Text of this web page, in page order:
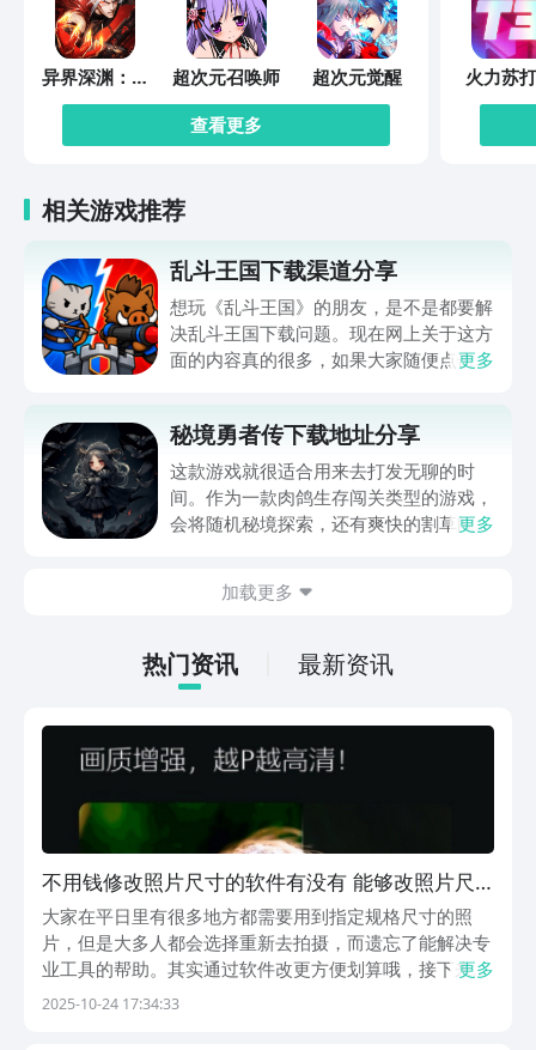
异界深渊：觉
醒
超次元召唤师
超次元觉醒
查看更多
火力苏
相关游戏推荐
乱斗王国下载渠道分享
想玩《乱斗王国》的朋友，是不是都要解
决乱斗王国下载问题。现在网上关于这方
面的内容真的很多，如果大家随便点击陌
app进行下载会更加方便，九游是手游福
利最多的游戏平台，在这里不仅能够看到
游戏资源，还能及时查看后续的消息、活
动内容等相关信息。
更多
秘境勇者传下载地址分享
这款游戏就很适合用来去打发无聊的时
间。作为一款肉鸽生存闯关类型的游戏，
会将随机秘境探索，还有爽快的割草闯关
接就可以下载。游戏的上手门槛还是比较
打发无聊的时间，可玩性真的比较高。
更多
加载更多
热门资讯 最新资讯
不用钱修改照片尺寸的软件有没有 能够改照片尺
寸的app下载分享
大家在平日里有很多地方都需要用到指定规格尺寸的照
片，但是大多人都会选择重新去拍摄，而遗忘了能解决专
业工具的帮助。其实通过软件改更方便划算哦，接下来免
费修改照片尺寸的软件有什么都来看看把，小编找到几款
更多
2025-10-24 17:34:33